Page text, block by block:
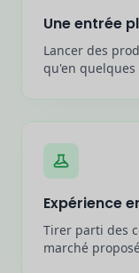
Une entrée
Lancer des
qu'en quelques
Expérience
Tirer parti des
marché